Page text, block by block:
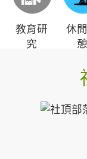
教育研
究
休
憩